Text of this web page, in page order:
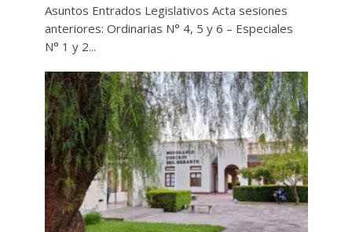
Asuntos Entrados Legislativos Acta sesiones
anteriores: Ordinarias N° 4, 5 y 6 – Especiales
N° 1 y 2...